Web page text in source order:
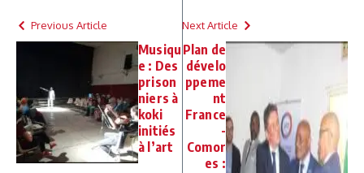
Previous Article
Musiqu
e : Des
prison
niers à
koki
initiés
à l’art
Next Article
Plan de
dévelo
ppeme
nt
France
-
Comor
es :